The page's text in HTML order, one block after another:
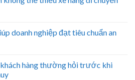
doanh nghiệp đạt tiêu chuẩn an
hàng thường hỏi trước khi